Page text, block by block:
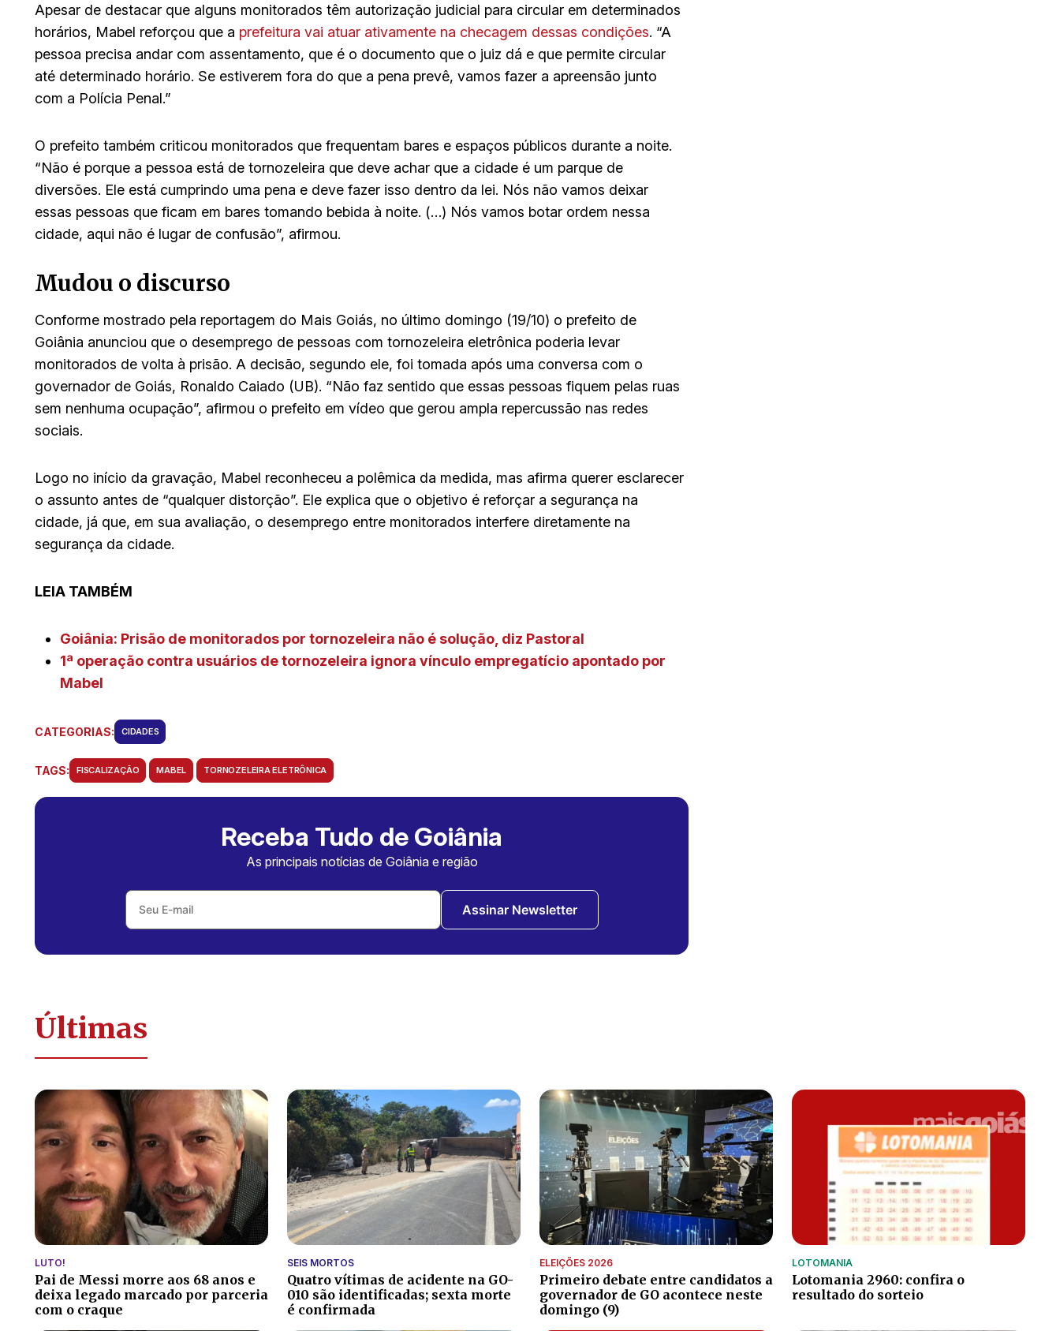
Apesar de destacar que alguns monitorados têm autorização judicial para circular em determinados
horários, Mabel reforçou que a prefeitura vai atuar ativamente na checagem dessas condições. “A
pessoa precisa andar com assentamento, que é o documento que o juiz dá e que permite circular
até determinado horário. Se estiverem fora do que a pena prevê, vamos fazer a apreensão junto
com a Polícia Penal.”
O prefeito também criticou monitorados que frequentam bares e espaços públicos durante a noite.
“Não é porque a pessoa está de tornozeleira que deve achar que a cidade é um parque de
diversões. Ele está cumprindo uma pena e deve fazer isso dentro da lei. Nós não vamos deixar
essas pessoas que ficam em bares tomando bebida à noite. (…) Nós vamos botar ordem nessa
cidade, aqui não é lugar de confusão”, afirmou.
Mudou o discurso
Conforme mostrado pela reportagem do Mais Goiás, no último domingo (19/10) o prefeito de
Goiânia anunciou que o desemprego de pessoas com tornozeleira eletrônica poderia levar
monitorados de volta à prisão. A decisão, segundo ele, foi tomada após uma conversa com o
governador de Goiás, Ronaldo Caiado (UB). “Não faz sentido que essas pessoas fiquem pelas ruas
sem nenhuma ocupação”, afirmou o prefeito em vídeo que gerou ampla repercussão nas redes
sociais.
Logo no início da gravação, Mabel reconheceu a polêmica da medida, mas afirma querer esclarecer
o assunto antes de “qualquer distorção”. Ele explica que o objetivo é reforçar a segurança na
cidade, já que, em sua avaliação, o desemprego entre monitorados interfere diretamente na
segurança da cidade.
LEIA TAMBÉM
Goiânia: Prisão de monitorados por tornozeleira não é solução, diz Pastoral
1ª operação contra usuários de tornozeleira ignora vínculo empregatício apontado por
Mabel
CATEGORIAS: CIDADES
TAGS: FISCALIZAÇÃO MABEL TORNOZELEIRA ELETRÔNICA
Receba Tudo de Goiânia
As principais notícias de Goiânia e região
Assinar Newsletter
Últimas
LUTO!
Pai de Messi morre aos 68 anos e
deixa legado marcado por parceria
com o craque
SEIS MORTOS
Quatro vítimas de acidente na GO-
010 são identificadas; sexta morte
é confirmada
ELEIÇÕES 2026
Primeiro debate entre candidatos a
governador de GO acontece neste
domingo (9)
LOTOMANIA
Lotomania 2960: confira o
resultado do sorteio